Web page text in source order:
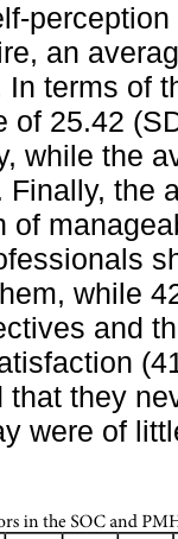
an
In terms of
of 25.42
while the
Finally, the
of
while
and
that they
were of